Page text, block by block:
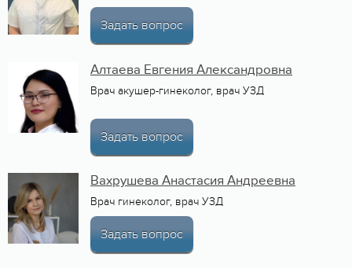
Задать вопрос
Алтаева Евгения Александровна
Врач акушер-гинеколог, врач УЗД
Задать вопрос
Вахрушева Анастасия Андреевна
Врач гинеколог, врач УЗД
Задать вопрос